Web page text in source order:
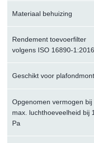
Materiaal behuizing
Rendement toevoerfilter
volgens ISO 16890-1:2016
Geschikt voor
Opgenomen vermogen bij
max. luchthoeveelheid bij
Pa